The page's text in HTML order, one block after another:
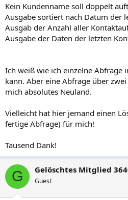
Kein Kundenname soll doppelt
Ausgabe sortiert nach Datum der
Ausgab der Anzahl aller
Ausgabe der Daten der letzten
Ich weiß wie ich einzelne Abfrage
kann. Aber eine Abfrage über
mich absolutes Neuland.
Vielleicht hat hier jemand einen
fertige Abfrage) für mich!
Tausend Dank!
G Gelöschtes Mitglied
Guest